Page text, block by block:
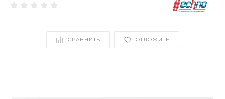
СРАВНИТЬ ОТЛОЖИТЬ